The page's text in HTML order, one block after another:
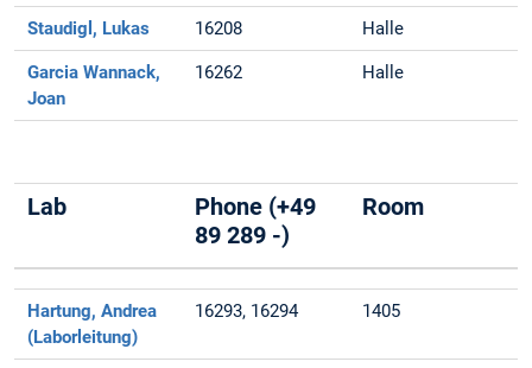
Staudigl, Lukas 16208 Halle
Garcia Wannack,
Joan
16262 Halle
Lab
Phone (+49
89 289 -)
Room
Hartung, Andrea
(Laborleitung)
16293, 16294 1405